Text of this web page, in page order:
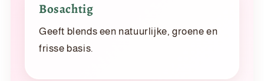
Bosachtig
Geeft blends een natuurlijke, groene en
frisse basis.